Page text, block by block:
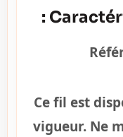
Ce fil est
vigueur. Ne